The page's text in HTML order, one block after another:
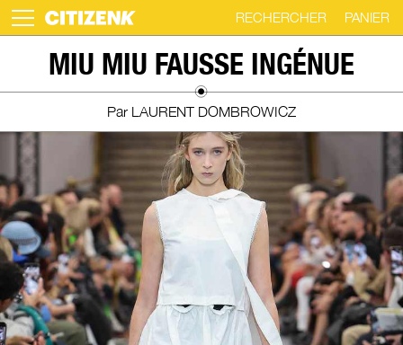
RECHERCHER PANIER
MIU MIU FAUSSE INGÉNUE
Par LAURENT DOMBROWICZ